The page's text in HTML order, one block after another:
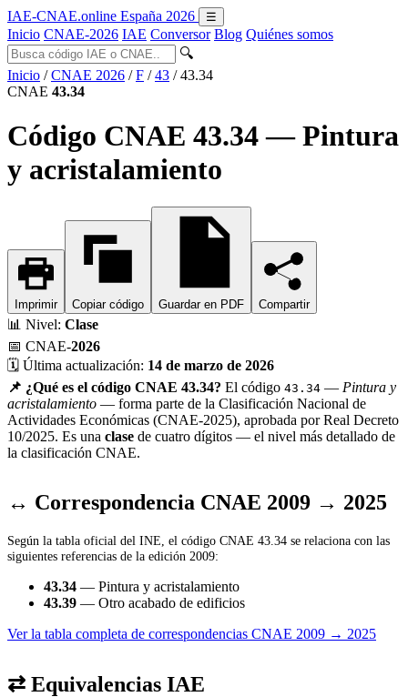
IAE-CNAE.online España 2026 ☰
Inicio CNAE-2026 IAE Conversor Blog Quiénes somos
🔍
Inicio / CNAE 2026 / F / 43 / 43.34
CNAE 43.34
Código CNAE 43.34 — Pintura
y acristalamiento
Imprimir Copiar código Guardar en PDF Compartir
📊 Nivel: Clase
📅 CNAE-2026
🗓️ Última actualización: 14 de marzo de 2026
📌 ¿Qué es el código CNAE 43.34? El código 43.34 — Pintura y
acristalamiento — forma parte de la Clasificación Nacional de
Actividades Económicas (CNAE-2025), aprobada por Real Decreto
10/2025. Es una clase de cuatro dígitos — el nivel más detallado de
la clasificación CNAE.
↔ Correspondencia CNAE 2009 → 2025
Según la tabla oficial del INE, el código CNAE 43.34 se relaciona con las
siguientes referencias de la edición 2009:
43.34 — Pintura y acristalamiento
43.39 — Otro acabado de edificios
Ver la tabla completa de correspondencias CNAE 2009 → 2025
⇄ Equivalencias IAE